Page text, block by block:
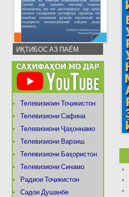
ИҚТИБОС АЗ ПАЁМ
Телевизиоин Тоҷикистон
Телевизиони Сафина
Телевизиони Ҷаҳоннамо
Телевизиони Варзиш
Телевизиони Баҳористон
Телевизиони Синамо
Радиои Тоҷикистон
Садои Душанбе